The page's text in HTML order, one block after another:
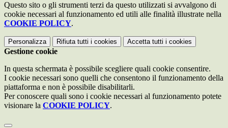
Questo sito o gli strumenti terzi da questo utilizzati si avvalgono di
cookie necessari al funzionamento ed utili alle finalità illustrate nella
COOKIE POLICY.
Personalizza Rifiuta tutti i cookies Accetta tutti i cookies
Gestione cookie
In questa schermata è possibile scegliere quali cookie consentire.
I cookie necessari sono quelli che consentono il funzionamento della
piattaforma e non è possibile disabilitarli.
Per conoscere quali sono i cookie necessari al funzionamento potete
visionare la COOKIE POLICY.